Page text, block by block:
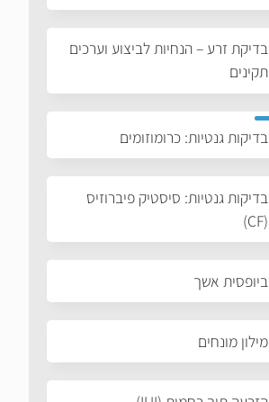
בדיקת זרע – הנחיות לביצוע וערכים
תקינים
בדיקות גנטיות: כרומוזומים
בדיקות גנטיות: סיסטיק פיברוזיס
(CF)
ביופסית אשך
מילון מונחים